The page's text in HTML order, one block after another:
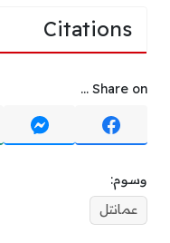
Citations
Share on ...
وسوم:
عمانتل